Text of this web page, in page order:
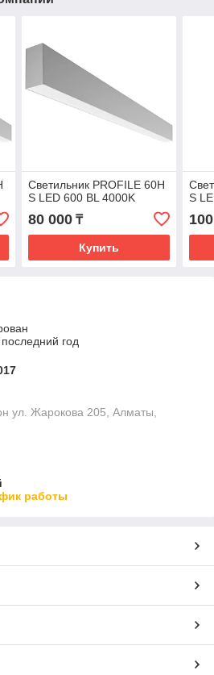
Светильник PROFILE 60H
S LED 600 BL 4000K
80 000₸
Купить
S
год
ул. Жарокова 205, Алматы,
работы